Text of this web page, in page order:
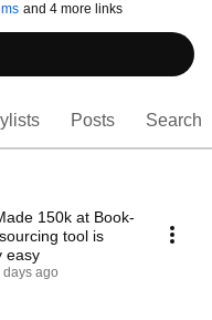
and 4 more links
Posts Search
150k at Book-
tool is
easy
days ago